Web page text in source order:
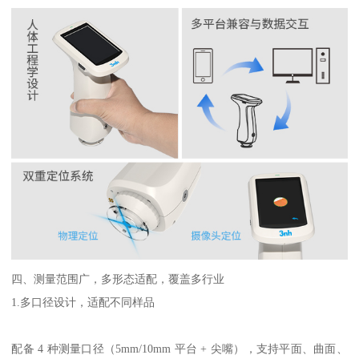
四、测量范围广，多形态适配，覆盖多行业
1.多口径设计，适配不同样品
配备 4 种测量口径（5mm/10mm 平台+ 尖嘴），支持平面、曲面、